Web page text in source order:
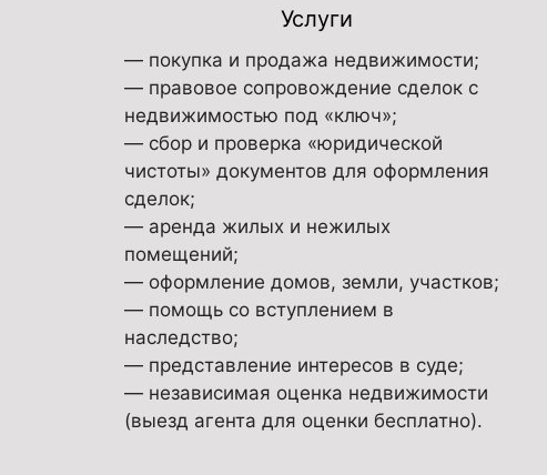
Услуги
— покупка и продажа недвижимости;
— правовое сопровождение сделок с
недвижимостью под «ключ»;
— сбор и проверка «юридической
чистоты» документов для оформления
сделок;
— аренда жилых и нежилых
помещений;
— оформление домов, земли, участков;
— помощь со вступлением в
наследство;
— представление интересов в суде;
— независимая оценка недвижимости
(выезд агента для оценки бесплатно).